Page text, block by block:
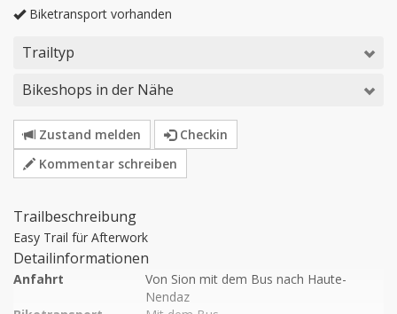
Biketransport vorhanden
Trailtyp
Bikeshops in der Nähe
Zustand melden
Checkin
Kommentar schreiben
Trailbeschreibung
Easy Trail für Afterwork
Detailinformationen
Anfahrt
Von Sion mit dem Bus nach Haute-
Nendaz